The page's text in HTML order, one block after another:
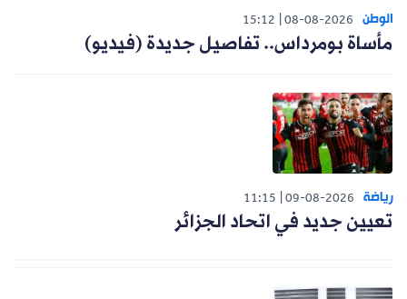
الوطن 08-08-2026
15:12
مأساة بومرداس.. تفاصيل جديدة (فيديو)
رياضة 09-08-2026
11:15
تعيين جديد في اتحاد الجزائر